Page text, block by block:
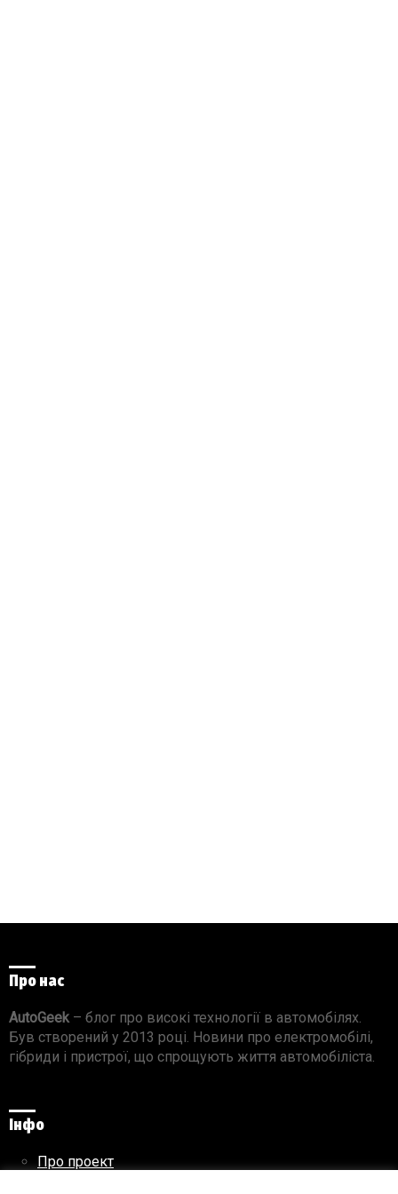
Про нас
AutoGeek– блог про високі технології в автомобілях.
Був створений у 2013 році. Новини про електромобілі,
гібриди і пристрої, що спрощують життя автомобіліста.
Інфо
Про проект